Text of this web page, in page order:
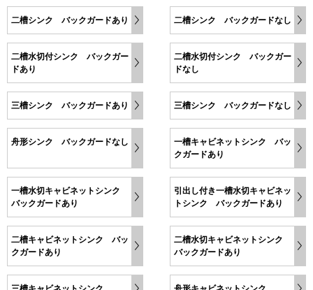
二槽シンク バックガードあり 二槽シンク バックガードなし
二槽水切付シンク バックガー
ドあり
二槽水切付シンク バックガー
ドなし
三槽シンク バックガードあり 三槽シンク バックガードなし
舟形シンク バックガードなし
一槽キャビネットシンク バッ
クガードあり
一槽水切キャビネットシンク
バックガードあり
引出し付き一槽水切キャビネッ
トシンク バックガードあり
二槽キャビネットシンク バッ
クガードあり
二槽水切キャビネットシンク
バックガードあり